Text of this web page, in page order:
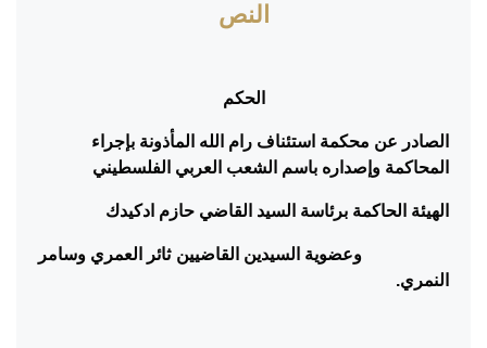
النص
الحكم
الصادر عن محكمة استئناف رام الله المأذونة بإجراء
المحاكمة وإصداره باسم الشعب العربي الفلسطيني
الهيئة الحاكمة برئاسة السيد القاضي حازم ادكيدك
وعضوية السيدين القاضيين ثائر العمري وسامر
النمري.